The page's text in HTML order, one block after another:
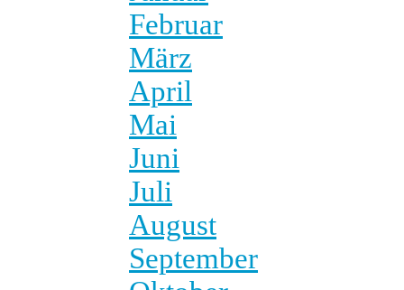
Februar
März
April
Mai
Juni
Juli
August
September